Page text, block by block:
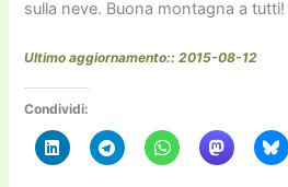
sulla neve. Buona montagna a tutti!
Ultimo aggiornamento:: 2015-08-12
Condividi: